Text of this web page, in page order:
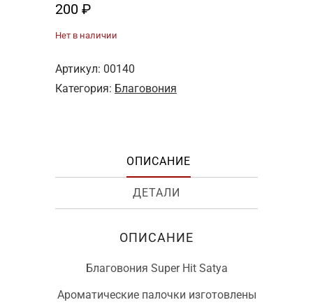
200 ₽
Нет в наличии
Артикул: 00140
Категория: Благовония
ОПИСАНИЕ
ДЕТАЛИ
ОПИСАНИЕ
Благовония Super Hit Satya
Ароматические палочки изготовлены